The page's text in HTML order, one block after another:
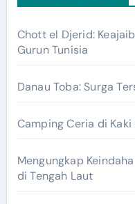
Chott el Djerid:
Gurun Tunisia
Danau Toba: Surga
Camping Ceria di Kaki
Mengungkap
di Tengah Laut